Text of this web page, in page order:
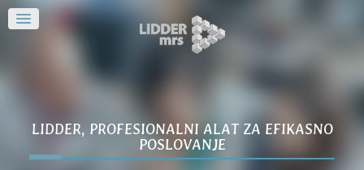
LIDDER, PROFESIONALNI ALAT ZA EFIKASNO
POSLOVANJE